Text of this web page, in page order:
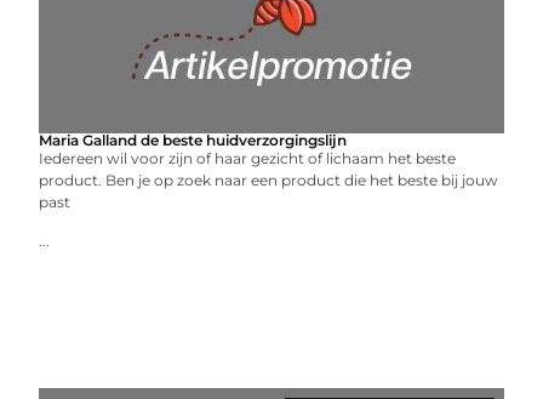
Maria Galland de beste huidverzorgingslijn
Iedereen wil voor zijn of haar gezicht of lichaam het beste
product. Ben je op zoek naar een product die het beste bij jouw
past
...